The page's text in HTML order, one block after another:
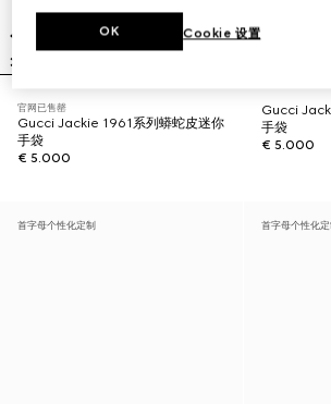
官网已售罄
Gucci Jackie 1961系列蟒蛇皮迷你
手袋
€ 5.000
Gucci
手袋
€ 5.000
首字母个性化定制 首字母个性化
Cookie 设置
OK